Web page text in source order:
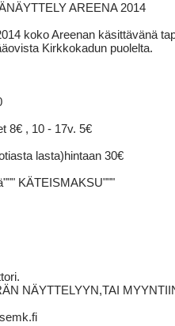
AREENA 2014
koko Areenan käsittävänä
Kirkkokadun puolelta.
8€ , 10 - 17v. 5€
lasta)hintaan 30€
KÄTEISMAKSU"""
NÄYTTELYYN,TAI